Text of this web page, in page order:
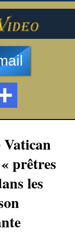
prêtres
les